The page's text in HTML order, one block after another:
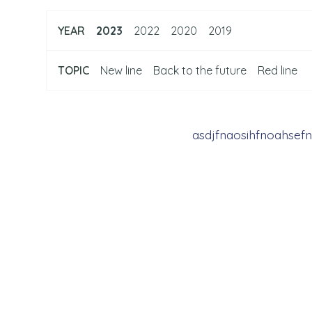
YEAR 2023 2022 2020 2019
TOPIC New line Back to the future Red line